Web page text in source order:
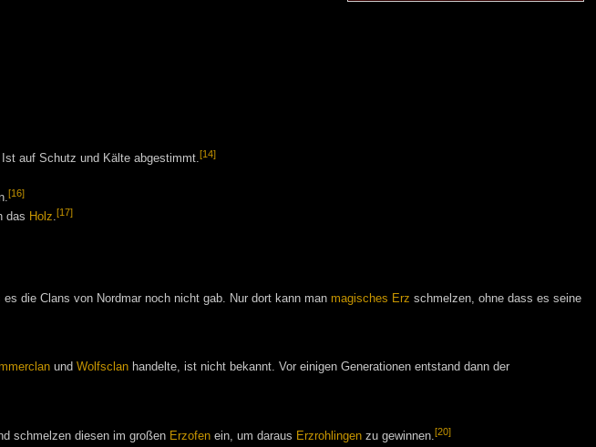
auf Schutz und Kälte abgestimmt.[14]
[16]
das Holz.[17]
es die Clans von Nordmar noch nicht gab. Nur dort kann man magisches Erz schmelzen, ohne dass es seine
und Wolfsclanhandelte, ist nicht bekannt. Vor einigen Generationen entstand dann der
schmelzen diesen im großen Erzofenein, um daraus Erzrohlingenzu gewinnen.[20]